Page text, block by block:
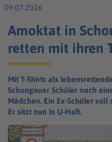
09.07.2026
Amoktat in
retten mit ihren
Mit T-Shirts als
Schongauer Schüler nach
Mädchen. Ein Ex-Schüler
Er sitzt nun in U-Haft.